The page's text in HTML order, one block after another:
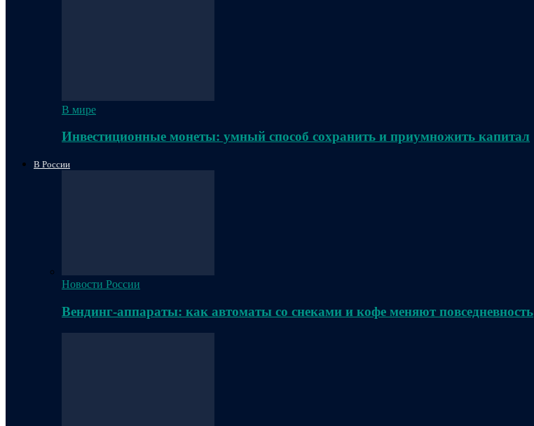
В мире
Инвестиционные монеты: умный способ сохранить и приумножить капитал
В России
Новости России
Вендинг-аппараты: как автоматы со снеками и кофе меняют повседневность